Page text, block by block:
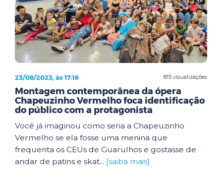
815 visualizações
23/08/2023, às 17:16
Montagem contemporânea da ópera
Chapeuzinho Vermelho foca identificação
do público com a protagonista
Você já imaginou como seria a Chapeuzinho
Vermelho se ela fosse uma menina que
frequenta os CEUs de Guarulhos e gostasse de
andar de patins e skat... [saiba mais]